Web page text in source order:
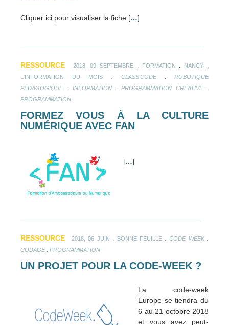
Cliquer ici pour visualiser la fiche […]
RESSOURCE 2018, 09 SEPTEMBRE FORMATION NANCY
L'INFORMATION DU MOIS CLASS'CODE.ROBOTIQUE
PÉDAGOGIQUE. INFORMATION.PROGRAMMATION CRÉATIVE.
PROGRAMMATION
FORMEZ VOUS À LA CULTURE
NUMÉRIQUE AVEC FAN
[…]
RESSOURCE 2018, 06 JUIN BONNE FEUILLE .CODE WEEK.
CODAGE. PROGRAMMATION
UN PROJET POUR LA CODE-WEEK ?
La code-week
Europe se tiendra du
6 au 21 octobre 2018
et vous avez peut-